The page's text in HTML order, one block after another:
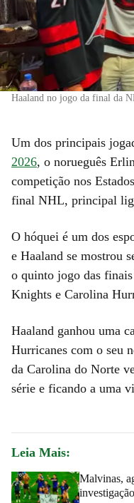
Haaland no jogo da final da
Um dos principais
2026, o norueguês
competição nos
final NHL, principal
O hóquei é um dos
e Haaland se mostrou
o quinto jogo das
Knights e Carolina
Haaland ganhou uma
Hurricanes com o seu
da Carolina do Norte
série e ficando a uma
Leia Mais:
Malvinas,